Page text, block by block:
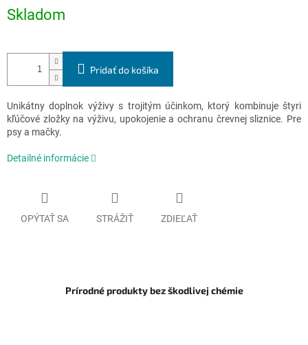
cena:
Skladom
Pridať do košíka
Unikátny doplnok výživy s trojitým účinkom, ktorý kombinuje štyri
kľúčové zložky na výživu, upokojenie a ochranu črevnej sliznice. Pre
psy a mačky.
Detailné informácie
OPÝTAŤ SA STRÁŽIŤ ZDIEĽAŤ
Prírodné produkty bez škodlivej chémie